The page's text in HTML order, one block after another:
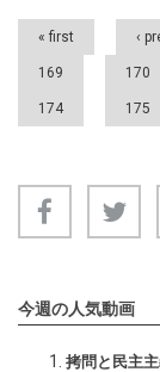
Pages
« first ‹
169 170
174 175
今週の人気動画
拷問と民主